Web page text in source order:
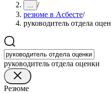
... /
резюме в Асбесте/
руководитель отдела
руководитель отдела оценки
Резюме